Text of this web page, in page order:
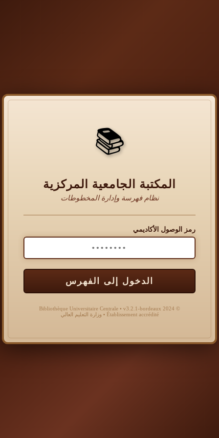
📚
المكتبة الجامعية المركزية
نظام فهرسة وإدارة المخطوطات
رمز الوصول الأكاديمي
الدخول إلى الفهرس
© 2024 Bibliothèque Universitaire Centrale • v3.2.1-bordeaux
Établissement accrédité • وزارة التعليم العالي